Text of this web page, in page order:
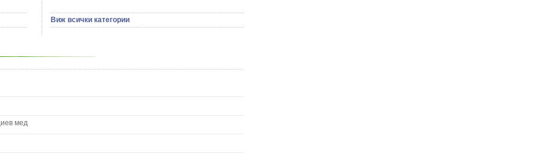
Бял имел - Viscum album L.
Бял оман - Inula Helenium L.
Бяла върба - Salix Аlba
сексуални проблеми
на половите органи
Виж всички категории
мед